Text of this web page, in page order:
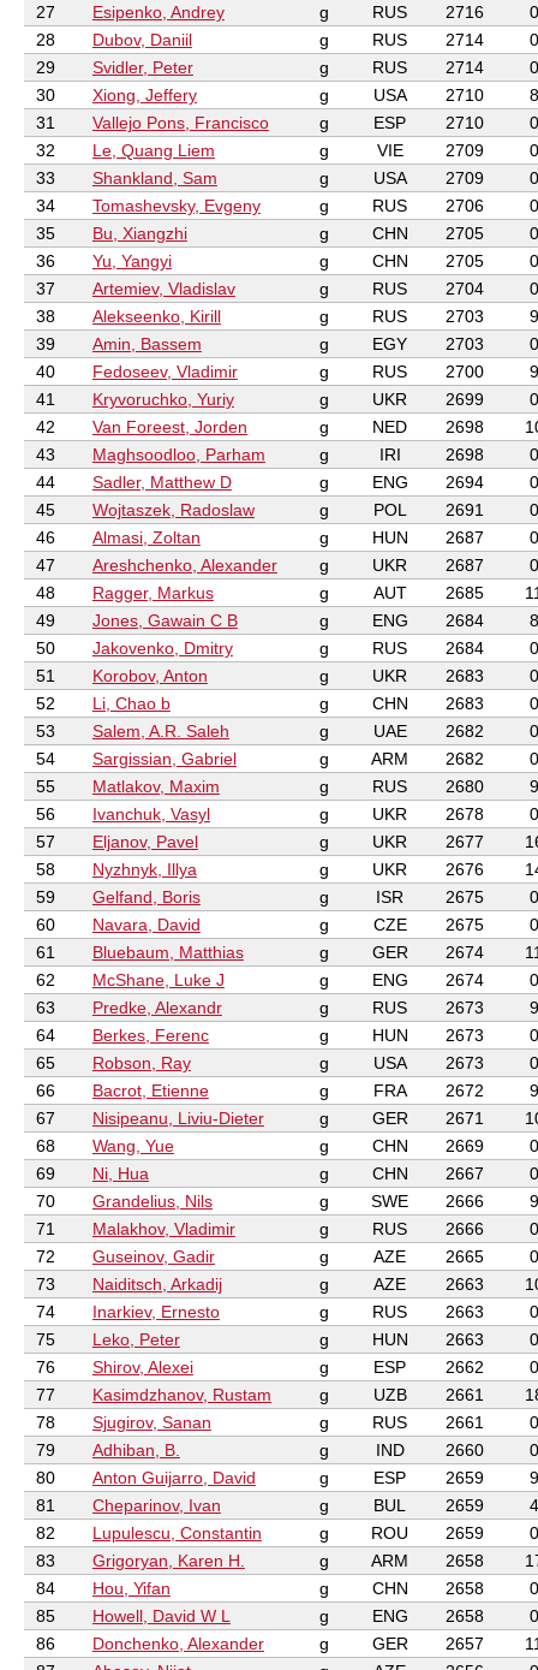
27
Esipenko, Andrey g RUS 2716
0
28
Dubov, Daniil g RUS 2714
0
29
Svidler, Peter g RUS 2714
0
30
Xiong, Jeffery g USA 2710
8
31
Vallejo Pons, Francisco g ESP 2710
0
32
Le, Quang Liem g VIE 2709
0
33
Shankland, Sam g USA 2709
0
34
Tomashevsky, Evgeny g RUS 2706
0
35
Bu, Xiangzhi g CHN 2705
0
36
Yu, Yangyi g CHN 2705
0
37
Artemiev, Vladislav g RUS 2704
0
38
Alekseenko, Kirill g RUS 2703
9
39
Amin, Bassem g EGY 2703
0
40
Fedoseev, Vladimir g RUS 2700
9
41
Kryvoruchko, Yuriy g UKR 2699
0
42
Van Foreest, Jorden g NED 2698
43
Maghsoodloo, Parham g IRI 2698
0
44
Sadler, Matthew D g ENG 2694
0
45
Wojtaszek, Radoslaw g POL 2691
0
46
Almasi, Zoltan g HUN 2687
0
47
Areshchenko, Alexander g UKR 2687
0
48
Ragger, Markus g AUT 2685
49
Jones, Gawain C B g ENG 2684
8
50
Jakovenko, Dmitry g RUS 2684
0
51
Korobov, Anton g UKR 2683
0
52
Li, Chao b g CHN 2683
0
53
Salem, A.R. Saleh g UAE 2682
0
54
Sargissian, Gabriel g ARM 2682
0
55
Matlakov, Maxim g RUS 2680
9
56
Ivanchuk, Vasyl g UKR 2678
0
57
Eljanov, Pavel g UKR 2677
58
Nyzhnyk, Illya g UKR 2676
59
Gelfand, Boris g ISR 2675
0
60
Navara, David g CZE 2675
0
61
Bluebaum, Matthias g GER 2674
62
McShane, Luke J g ENG 2674
0
63
Predke, Alexandr g RUS 2673
9
64
Berkes, Ferenc g HUN 2673
0
65
Robson, Ray g USA 2673
0
66
Bacrot, Etienne g FRA 2672
9
67
Nisipeanu, Liviu-Dieter g GER 2671
68
Wang, Yue g CHN 2669
0
69
Ni, Hua g CHN 2667
0
70
Grandelius, Nils g SWE 2666
9
71
Malakhov, Vladimir g RUS 2666
0
72
Guseinov, Gadir g AZE 2665
0
73
Naiditsch, Arkadij g AZE 2663
74
Inarkiev, Ernesto g RUS 2663
0
75
Leko, Peter g HUN 2663
0
76
Shirov, Alexei g ESP 2662
0
77
Kasimdzhanov, Rustam g UZB 2661
78
Sjugirov, Sanan g RUS 2661
0
79
Adhiban, B. g IND 2660
0
80
Anton Guijarro, David g ESP 2659
9
81
Cheparinov, Ivan g BUL 2659
4
82
Lupulescu, Constantin g ROU 2659
0
83
Grigoryan, Karen H. g ARM 2658
84
Hou, Yifan g CHN 2658
0
85
Howell, David W L g ENG 2658
0
86
Donchenko, Alexander g GER 2657